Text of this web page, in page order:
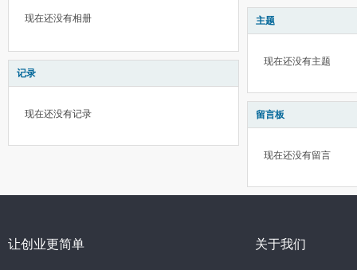
现在还没有相册
记录
现在还没有记录
主题
现在还没有主题
留言板
现在还没有留言
让创业更简单 关于我们